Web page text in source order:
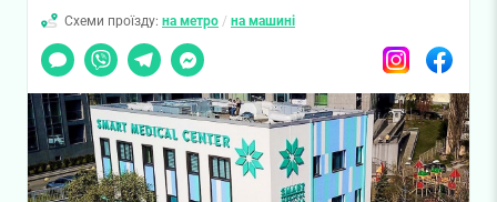
Схеми проїзду: на метро / на машині
Чат
Viber TelegramMessenger InstagramFacebook